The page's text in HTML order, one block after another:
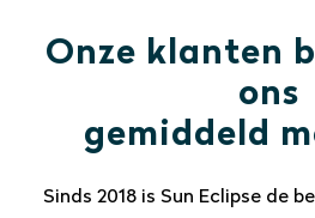
Onze klanten
ons
gemiddeld
Sinds 2018 is Sun Eclipse de